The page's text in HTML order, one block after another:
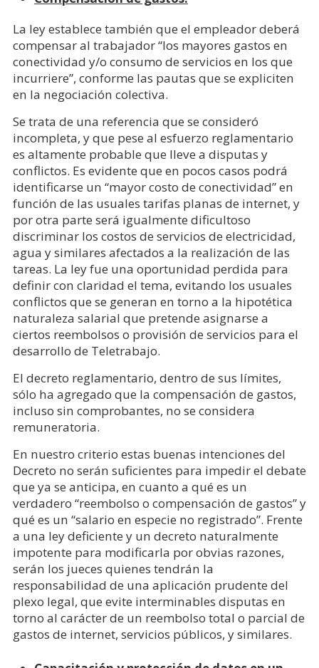
La ley establece también que el empleador deberá
compensar al trabajador “los mayores gastos en
conectividad y/o consumo de servicios en los que
incurriere”, conforme las pautas que se expliciten
en la negociación colectiva.
Se trata de una referencia que se consideró
incompleta, y que pese al esfuerzo reglamentario
es altamente probable que lleve a disputas y
conflictos. Es evidente que en pocos casos podrá
identificarse un “mayor costo de conectividad” en
función de las usuales tarifas planas de internet, y
por otra parte será igualmente dificultoso
discriminar los costos de servicios de electricidad,
agua y similares afectados a la realización de las
tareas. La ley fue una oportunidad perdida para
definir con claridad el tema, evitando los usuales
conflictos que se generan en torno a la hipotética
naturaleza salarial que pretende asignarse a
ciertos reembolsos o provisión de servicios para el
desarrollo de Teletrabajo.
El decreto reglamentario, dentro de sus límites,
sólo ha agregado que la compensación de gastos,
incluso sin comprobantes, no se considera
remuneratoria.
En nuestro criterio estas buenas intenciones del
Decreto no serán suficientes para impedir el debate
que ya se anticipa, en cuanto a qué es un
verdadero “reembolso o compensación de gastos” y
qué es un “salario en especie no registrado”. Frente
a una ley deficiente y un decreto naturalmente
impotente para modificarla por obvias razones,
serán los jueces quienes tendrán la
responsabilidad de una aplicación prudente del
plexo legal, que evite interminables disputas en
torno al carácter de un reembolso total o parcial de
gastos de internet, servicios públicos, y similares.